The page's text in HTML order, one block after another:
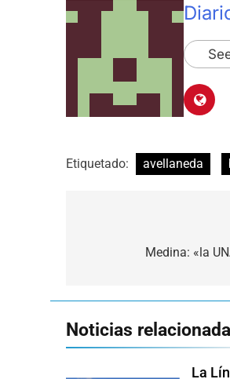
Etiquetado: avellaneda
Medina: «la
Noticias
La